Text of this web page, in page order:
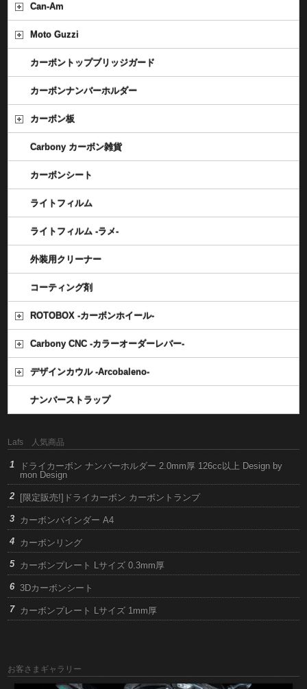
Can-Am
Moto Guzzi
カーボントップブリッジガード
カーボンナンバーホルダー
カーボン板
Carbony カーボン雑貨
カーボンシート
ライトフィルム
ライトフィルム -ラメ-
外装用クリーナー
コーティング剤
ROTOBOX -カーボンホイール-
Carbony CNC -カラーオーダーレバー-
デザインカウル -Arcobaleno-
ナンバーストラップ
Lafs 人気商品
ドライカーボン ナンバーホルダー 2.0mm厚 126cc以上 Design by
mon Design
[限定販売!]ドライカーボン カーボントランプ
カーボンバインダー A4
カーボンリング
カーボンプレート Lサイズ 0.3mm厚
3Dカーボンシート
カーボンプレート Lサイズ 1mm厚
お客さまギャラリー